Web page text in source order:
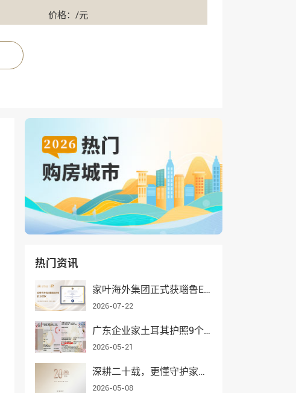
价格：/元
热门资讯
家叶海外集团正式获瑙鲁ECRCP项目官方授权，身份规划服务再添权威认证
2026-07-22
广东企业家土耳其护照9个月获批，家叶海外全流程护航一家三口入籍
2026-05-21
深耕二十载，更懂守护家业——家叶海外集团辉煌发展纪实
2026-05-08